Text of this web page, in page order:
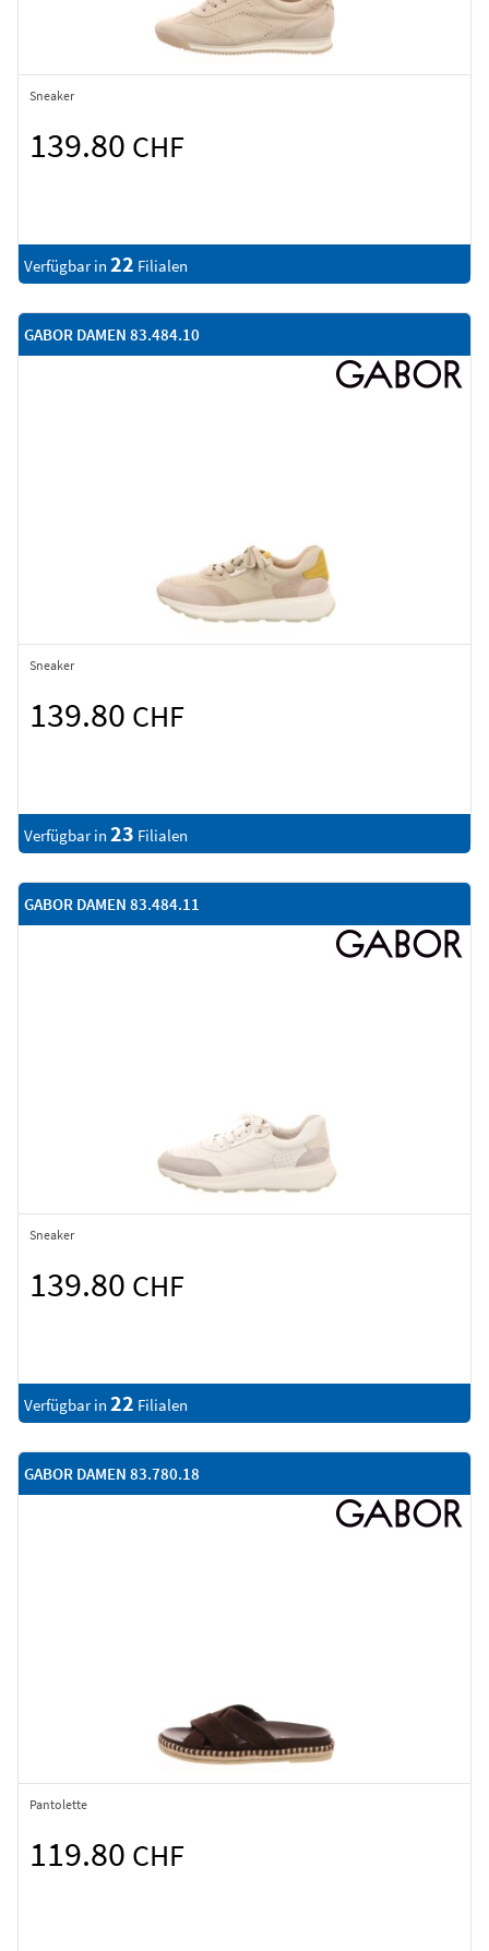
Sneaker
139.80 CHF
Verfügbar in 22 Filialen
GABOR DAMEN 83.484.10
Sneaker
139.80 CHF
Verfügbar in 23 Filialen
GABOR DAMEN 83.484.11
Sneaker
139.80 CHF
Verfügbar in 22 Filialen
GABOR DAMEN 83.780.18
Pantolette
119.80 CHF